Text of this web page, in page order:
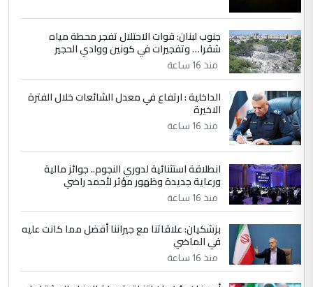
التعليق : واحد من عصابة علي ماما يسقط
جنسية الرافد الثالث للعراق ومن اصول عريقة
ابا فرات ...
الموضوع :الجواهري يرد على صدام حسين سل
مضجعيك يابن الزنا (نص كامل)
جنوب لبنان: قوات الاحتلال تفجر محطة مياه
شقرا… وتفجيرات في كونين ووادي الحجير
منذ 16 ساعة
الداخلية : ارتفاع في معدل الشائعات خلال الفترة
الاخيرة
منذ 16 ساعة
انطلاقة استثنائية لدوري النجوم.. جوائز مالية
ورعاية جديدة وظهور مؤثر لأحمد راضي
منذ 16 ساعة
بزشكيان: علاقاتنا مع جيراننا أفضل مما كانت عليه
في الماضي
منذ 16 ساعة